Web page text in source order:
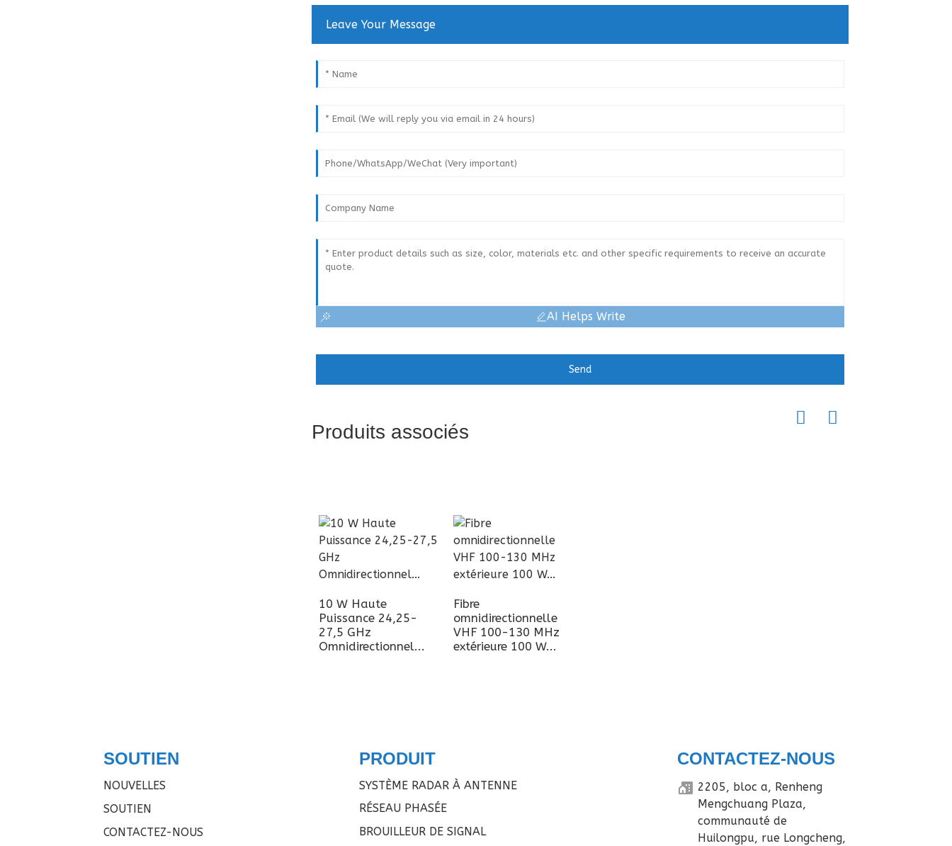
Leave Your Message
AI Helps Write
Send
Produits associés
10 W Haute
Puissance 24,25-
27,5 GHz
Omnidirectionnel...
Fibre
omnidirectionnelle
VHF 100-130 MHz
extérieure 100 W...
SOUTIEN
NOUVELLES
SOUTIEN
CONTACTEZ-NOUS
PRODUIT
SYSTÈME RADAR À ANTENNE
RÉSEAU PHASÉE
BROUILLEUR DE SIGNAL
CONTACTEZ-NOUS
2205, bloc a, Renheng
Mengchuang Plaza,
communauté de
Huilongpu, rue Longcheng,